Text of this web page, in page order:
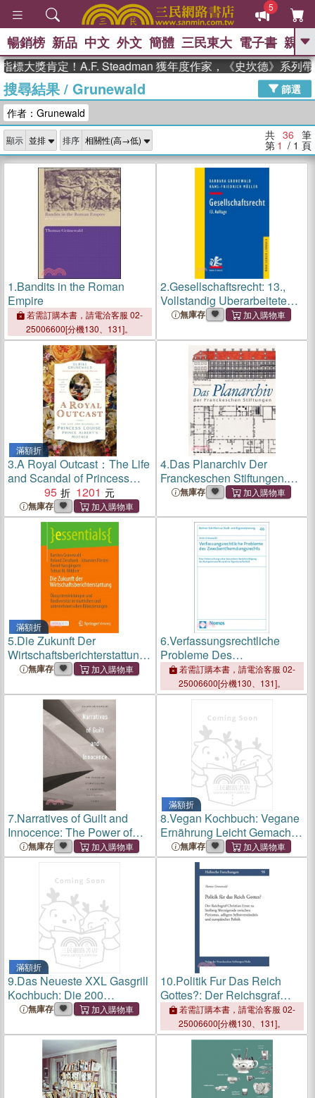
5
GO
熱搜： The Odyssey 、
父親節 、 如果歷史是一群喵 、 暑期
念華 、 台灣的李登輝時代 、 數學女
孩：黎曼猜想
偉大的迷走神經
暢銷榜 新品 中文 外文 簡體 三民東大 電子書 親子
獎肯定！A.F. Steadman 獲年度作家，《史坎德》系列帶你踏
搜尋結果/ Grunewald
篩選
作者：Grunewald
顯示 排序 共 36 筆
第 1 / 1 頁
1.Bandits in the Roman
Empire
若需訂購本書，請電洽客服 02-
25006600[分機130、131]。
2.Gesellschaftsrecht: 13.,
Vollstandig Uberarbeitete
Auflage
無庫存
滿額折
3.A Royal Outcast：The Life
and Scandal of Princess
Louise, Prince Albert's
Mother
95 1201
無庫存
4.Das Planarchiv Der
Franckeschen Stiftungen.
Die Schulstadt in
Des 18. Jahrhunderts
無庫存
滿額折
5.Die Zukunft Der
Wirtschaftsberichterstattung:
Ökosystemleistungen Und
Und Unternehmerischen
Bilanzierungen
無庫存
6.Verfassungsrechtliche
Probleme Des
Zweckentfremdungsrechts:
Eine Untersuchung Unter
Besonderer
Kompetenzrechts Und Der
Eigentumsf
若需訂購本書，請電洽客服 02-
25006600[分機130、131]。
7.Narratives of Guilt and
Innocence: The Power of
Storytelling in Wrongful
Conviction Cases
無庫存
滿額折
8.Vegan Kochbuch: Vegane
Ernährung Leicht Gemacht -
Ideal Für Einsteiger,
Berufstätige Und Faule
(Rezepte Für Anfänger Zum
Nachkochen in
無庫存
滿額折
9.Das Neueste XXL Gasgrill
Kochbuch: Die 200
leckersten Grill rezepte für
Familie und Freunden!
(German Edition)
無庫存
10.Politik Fur Das Reich
Gottes?: Der Reichsgraf
Christian Ernst Zu Stolberg-
Wernigerode Zwischen
Pietismus, Adligem
Selbstverstandnis Und
若需訂購本書，請電洽客服 02-
25006600[分機130、131]。